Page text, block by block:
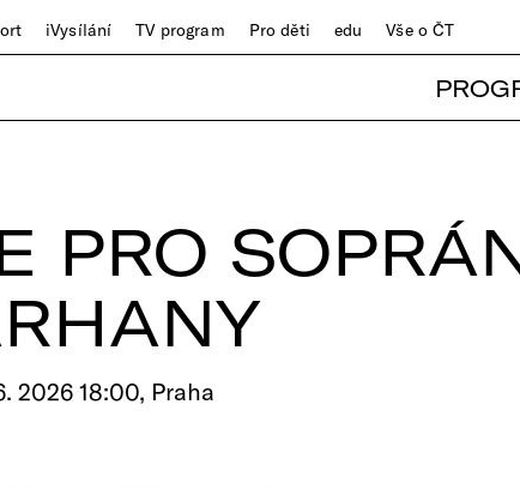
iVysílání TV program Pro děti edu Vše o ČT
PRO
2026 18:00, Praha